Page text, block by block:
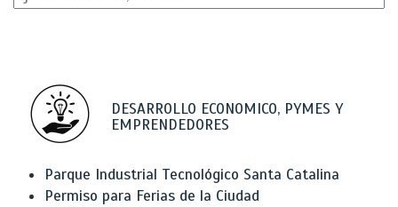
DESARROLLO ECONOMICO, PYMES Y
EMPRENDEDORES
Parque Industrial Tecnológico Santa Catalina
Permiso para Ferias de la Ciudad